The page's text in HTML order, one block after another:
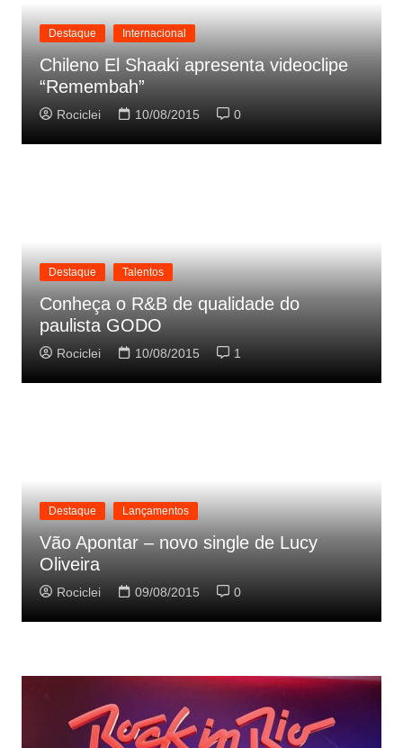
Destaque Internacional
Chileno El Shaaki apresenta videoclipe
“Remembah”
Rociclei 10/08/2015 0
Destaque Talentos
Conheça o R&B de qualidade do
paulista GODO
Rociclei 10/08/2015 1
Destaque Lançamentos
Vão Apontar – novo single de Lucy
Oliveira
Rociclei 09/08/2015 0